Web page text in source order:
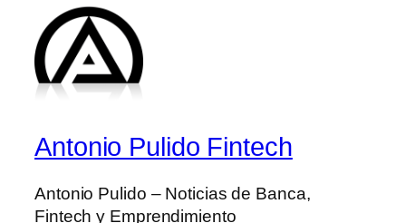
Antonio Pulido Fintech
Antonio Pulido – Noticias de Banca,
Fintech y Emprendimiento